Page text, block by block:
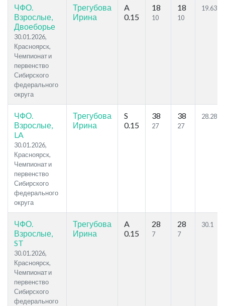
ЧФО.
Взрослые,
Двоеборье
30.01.2026,
Красноярск,
Чемпионат и
первенство
Сибирского
федерального
округа
Трегубова
Ирина
A
0.15
18
10
18
10
19.63
ЧФО.
Взрослые,
LA
30.01.2026,
Красноярск,
Чемпионат и
первенство
Сибирского
федерального
округа
Трегубова
Ирина
S
0.15
38
27
38
27
28.28
ЧФО.
Взрослые,
ST
30.01.2026,
Красноярск,
Чемпионат и
первенство
Сибирского
федерального
Трегубова
Ирина
A
0.15
28
7
28
7
30.1